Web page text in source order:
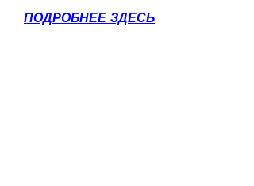
ПОДРОБНЕЕ ЗДЕСЬ